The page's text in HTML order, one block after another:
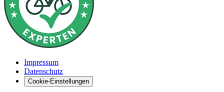
Impressum
Datenschutz
Cookie-Einstellungen